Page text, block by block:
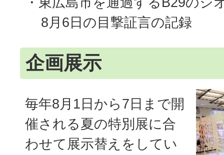
8月6日の目撃証言の記録
企画展示
毎年8月1日から7日まで開
催される夏の特別展に合
わせて展示替えをしてい